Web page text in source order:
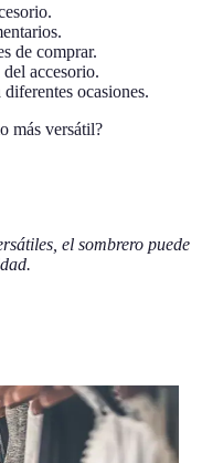
de comprar.
accesorio.
ocasiones.
más versátil?
el sombrero puede